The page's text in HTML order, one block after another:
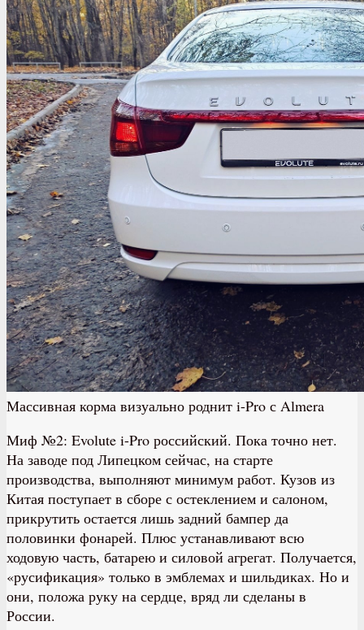
Массивная корма визуально роднит i-Pro с Almera
Миф №2: Evolute i-Pro российский. Пока точно нет.
На заводе под Липецком сейчас, на старте
производства, выполняют минимум работ. Кузов из
Китая поступает в сборе с остеклением и салоном,
прикрутить остается лишь задний бампер да
половинки фонарей. Плюс устанавливают всю
ходовую часть, батарею и силовой агрегат. Получается,
«русификация» только в эмблемах и шильдиках. Но и
они, положа руку на сердце, вряд ли сделаны в
России.